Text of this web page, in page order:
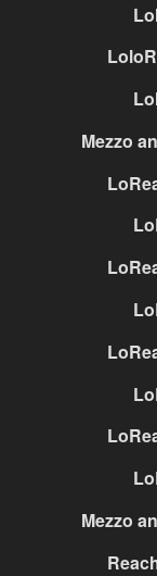
Mezzo
Mezzo